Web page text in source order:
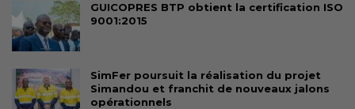
GUICOPRES BTP obtient la certification ISO
9001:2015
SimFer poursuit la réalisation du projet
Simandou et franchit de nouveaux jalons
opérationnels